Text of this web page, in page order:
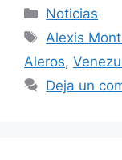
Noticias
Alexis
Aleros,
Deja un